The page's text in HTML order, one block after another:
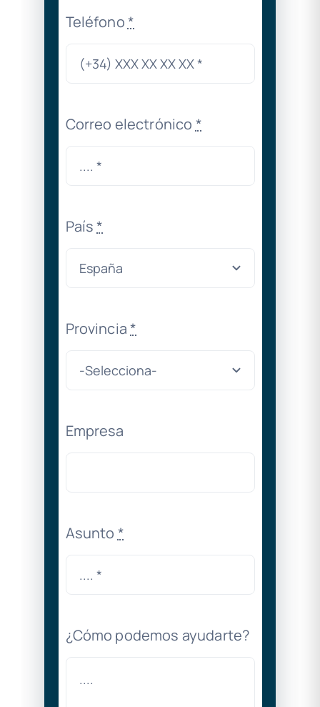
Teléfono*
Correo electrónico *
País*
Provincia*
Empresa
Asunto *
¿Cómo podemos ayudarte?